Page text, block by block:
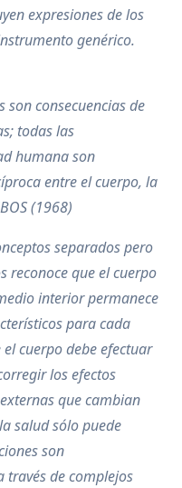
expresiones de los
genérico.
son consecuencias de
todas las
humana son
entre el cuerpo, la
(1968)
separados pero
reconoce que el cuerpo
interior permanece
para cada
cuerpo debe efectuar
los efectos
que cambian
salud sólo puede
son
través de complejos